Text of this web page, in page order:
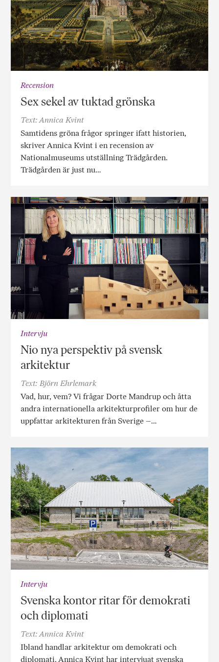
Recension
Sex sekel av tuktad grönska
Text: Annica Kvint
Samtidens gröna frågor springer ifatt historien,
skriver Annica Kvint i en recension av
Nationalmuseums utställning Trädgården.
Trädgården är just nu…
Intervju
Nio nya perspektiv på svensk
arkitektur
Text: Björn Ehrlemark
Vad, hur, vem? Vi frågar Dorte Mandrup och åtta
andra internationella arkitekturprofiler om hur de
uppfattar arkitekturen från Sverige –…
Intervju
Svenska kontor ritar för demokrati
och diplomati
Text: Annica Kvint
Ibland handlar arkitektur om demokrati och
diplomati. Annica Kvint har intervjuat svenska